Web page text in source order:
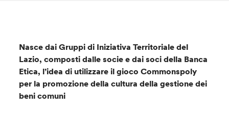
Nasce dai Gruppi di Iniziativa Territoriale del
Lazio, composti dalle socie e dai soci della Banca
Etica, l’idea di utilizzare il gioco Commonspoly
per la promozione della cultura della gestione dei
beni comuni